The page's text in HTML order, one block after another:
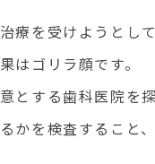
療を受けようとし
はゴリラ顔です。
とする歯科医院を
かを検査すること